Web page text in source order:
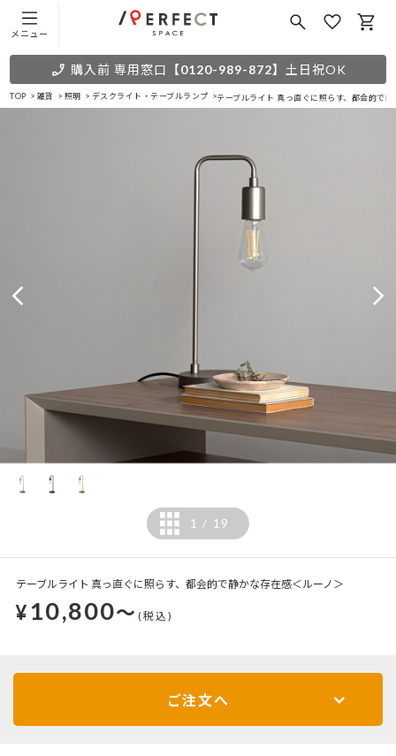
メニュー
購入前 専用窓口 【0120-989-872】 土日祝OK
TOP 雑貨 照明 デスクライト・テーブルランプ テーブルライト 真っ直ぐに照らす、都会的で
1 / 19
テーブルライト 真っ直ぐに照らす、都会的で静かな存在感＜ルーノ＞
¥10,800～ (税込)
ご注文へ